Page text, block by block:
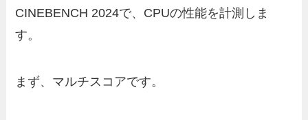
CINEBENCH 2024で、CPUの性能を計測しま
す。
まず、マルチスコアです。